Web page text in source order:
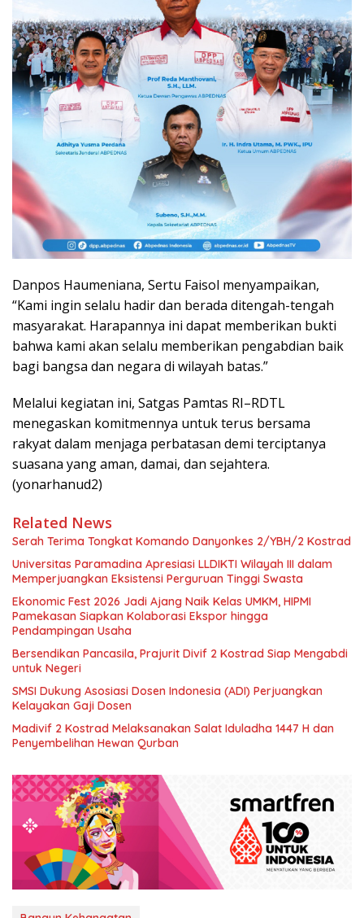
Danpos Haumeniana, Sertu Faisol menyampaikan,
“Kami ingin selalu hadir dan berada ditengah-tengah
masyarakat. Harapannya ini dapat memberikan bukti
bahwa kami akan selalu memberikan pengabdian baik
bagi bangsa dan negara di wilayah batas.”
Melalui kegiatan ini, Satgas Pamtas RI–RDTL
menegaskan komitmennya untuk terus bersama
rakyat dalam menjaga perbatasan demi terciptanya
suasana yang aman, damai, dan sejahtera.
(yonarhanud2)
Related News
Serah Terima Tongkat Komando Danyonkes 2/YBH/2 Kostrad
Universitas Paramadina Apresiasi LLDIKTI Wilayah III dalam
Memperjuangkan Eksistensi Perguruan Tinggi Swasta
Ekonomic Fest 2026 Jadi Ajang Naik Kelas UMKM, HIPMI
Pamekasan Siapkan Kolaborasi Ekspor hingga
Pendampingan Usaha
Bersendikan Pancasila, Prajurit Divif 2 Kostrad Siap Mengabdi
untuk Negeri
SMSI Dukung Asosiasi Dosen Indonesia (ADI) Perjuangkan
Kelayakan Gaji Dosen
Madivif 2 Kostrad Melaksanakan Salat Iduladha 1447 H dan
Penyembelihan Hewan Qurban